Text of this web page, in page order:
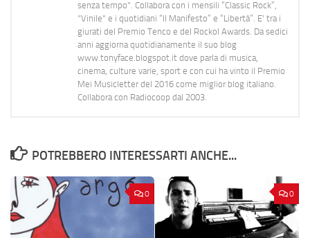
senza tempo". Collabora con i mensili “Classic Rock”,
"Vinile" e i quotidiani “Il Manifesto” e “Libertà”. E' tra i
giurati del Premio Tenco e del Rockol Awards. Da sedici
anni aggiorna quotidianamente il suo blog
www.tonyface.blogspot.it dove parla di musica,
cinema, culture varie, sport e con cui ha vinto il Premio
Mei Musicletter del 2016 come miglior blog italiano.
Collabora con Radiocoop dal 2003.
POTREBBERO INTERESSARTI ANCHE...
0 0